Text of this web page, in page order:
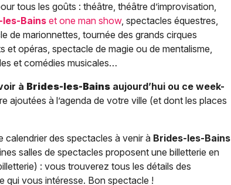
tous les goûts : théâtre, théâtre d’improvisation,
les-Bains et one man show, spectacles équestres,
de marionnettes, tournée des grands cirques
opéras, spectacle de magie ou de mentalisme,
et comédies musicales…
à Brides-les-Bains aujourd’hui ou ce week-
ajoutées à l’agenda de votre ville (et dont les places
des spectacles à venir à Brides-les-Bains
salles de spectacles proposent une billetterie en
: vous trouverez tous les détails des
qui vous intéresse. Bon spectacle !